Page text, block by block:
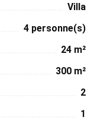
Villa
4 personne(s)
24 m²
300 m²
2
1